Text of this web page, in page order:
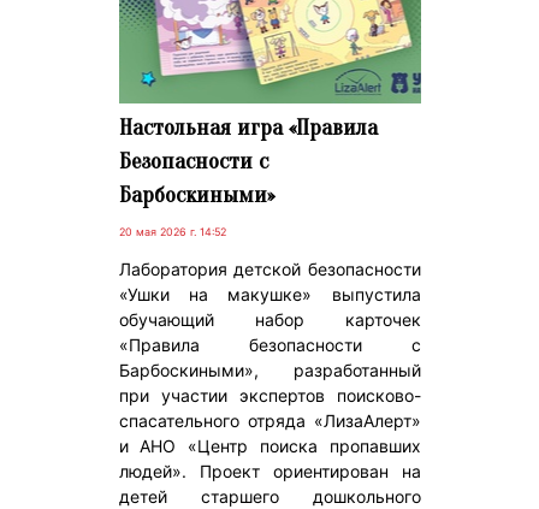
Настольная игра «Правила
Безопасности с
Барбоскиными»
20 мая 2026 г. 14:52
Лаборатория детской безопасности
«Ушки на макушке» выпустила
обучающий набор карточек
«Правила безопасности с
Барбоскиными», разработанный
при участии экспертов поисково-
спасательного отряда «ЛизаАлерт»
и АНО «Центр поиска пропавших
людей». Проект ориентирован на
детей старшего дошкольного